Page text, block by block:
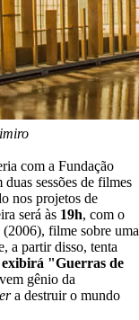
com a Fundação
sessões de filmes
nos projetos de
será às 19h, com o
(2006), filme sobre uma
a partir disso, tenta
exibirá "Guerras de
gênio da
a destruir o mundo